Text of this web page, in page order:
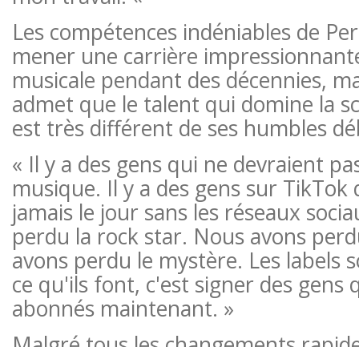
Les compétences indéniables de
mener une carrière
musicale pendant des décennies,
admet que le talent qui domine la
est très différent de ses humbles
« Il y a des gens qui ne devraient
musique. Il y a des gens sur
jamais le jour sans les réseaux
perdu la rock star. Nous avons
avons perdu le mystère. Les labels
ce qu'ils font, c'est signer des gens
abonnés maintenant. »